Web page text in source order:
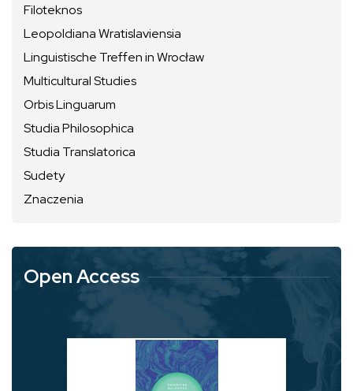
Filoteknos
Leopoldiana Wratislaviensia
Linguistische Treffen in Wrocław
Multicultural Studies
Orbis Linguarum
Studia Philosophica
Studia Translatorica
Sudety
Znaczenia
Open Access